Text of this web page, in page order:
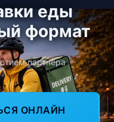
еды
формат
партнёра
ОНЛАЙН